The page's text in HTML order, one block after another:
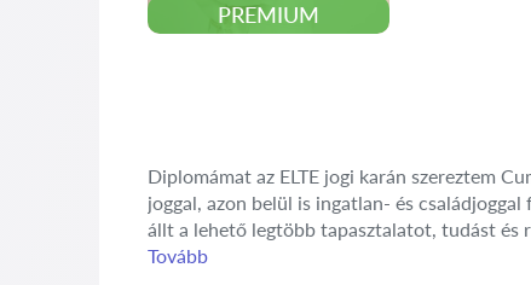
PREMIUM
Diplomámat az ELTE jogi karán szereztem
joggal, azon belül is ingatlan- és
állt a lehető legtöbb tapasztalatot, tudást és
Tovább